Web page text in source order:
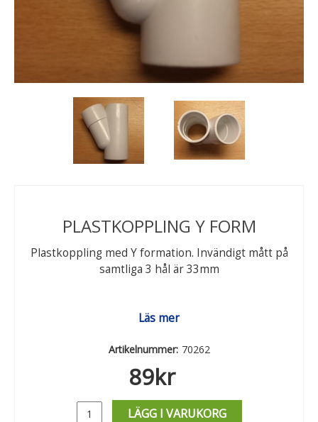
PLASTKOPPLING Y FORM
Plastkoppling med Y formation. Invändigt mått på
samtliga 3 hål är 33mm
Läs mer
Artikelnummer: 70262
89kr
LÄGG I VARUKORG